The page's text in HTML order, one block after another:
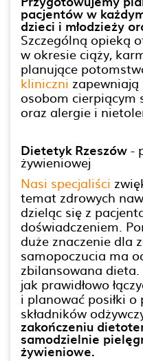
pacjentów w
dzieci i młodzieży
Szczególną opieką
w okresie ciąży,
planujące
kliniczni
osobom cierpiącym
oraz alergie i
Dietetyk Rzeszów-
żywieniowej
Nasi specjaliści
temat zdrowych
dzieląc się z
doświadczeniem.
duże znaczenie dla
samopoczucia ma
zbilansowana
jak prawidłowo
i planować posiłki
składników
zakończeniu
samodzielnie
żywieniowe.